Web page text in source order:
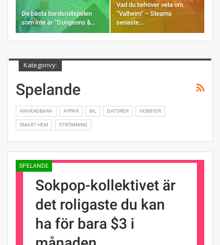
De bästa bordsrollspelen
som inte är ”Dungeons &…
Vad du behöver veta om
”Valheim” – Steams
senaste…
Kategorivy:
Spelande
ANVÄNDBARA APPAR BIL DATORER HOBBYER
SMART HEM STRÖMNING
SPELANDE
Sokpop-kollektivet är
det roligaste du kan
ha för bara $3 i